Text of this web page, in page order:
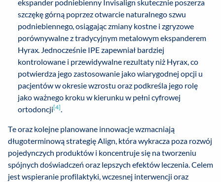
ekspander podniebienny Invisalign skutecznie poszerza
szczękę górną poprzez otwarcie naturalnego szwu
podniebiennego, osiągając zmiany kostne i zgryzowe
porównywalne z tradycyjnym metalowym ekspanderem
Hyrax. Jednocześnie IPE zapewniał bardziej
kontrolowane i przewidywalne rezultaty niż Hyrax, co
potwierdza jego zastosowanie jako wiarygodnej opcji u
pacjentów w okresie wzrostu oraz podkreśla jego rolę
jako ważnego kroku w kierunku w pełni cyfrowej
ortodoncji[4].
Te oraz kolejne planowane innowacje wzmacniają
długoterminową strategię Align, która wykracza poza rozwój
pojedynczych produktów i koncentruje się na tworzeniu
spójnych doświadczeń oraz lepszych efektów leczenia. Celem
jest wspieranie profilaktyki, wczesnej interwencji oraz